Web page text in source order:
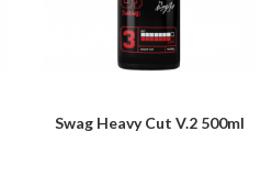
Swag Heavy Cut V.2 500ml